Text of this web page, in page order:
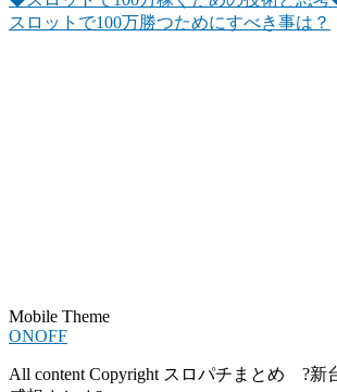
スロットで100万勝つためにすべき事は？
Mobile Theme
ONOFF
All content Copyright スロパチまとめ ?新